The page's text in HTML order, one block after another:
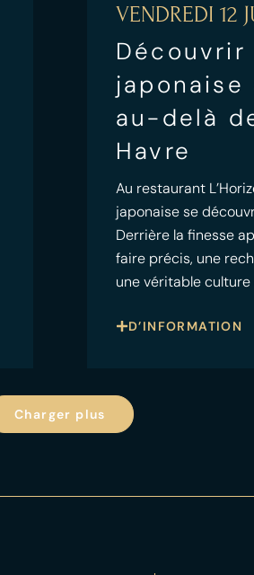
VENDREDI 12
japonaise
au-delà
Havre
Au restaurant
japonaise se
Derrière la finesse
faire précis, une
une véritable culture
D’INFORMATION
Charger plus